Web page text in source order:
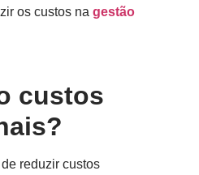
os custos na gestão
custos
reduzir custos